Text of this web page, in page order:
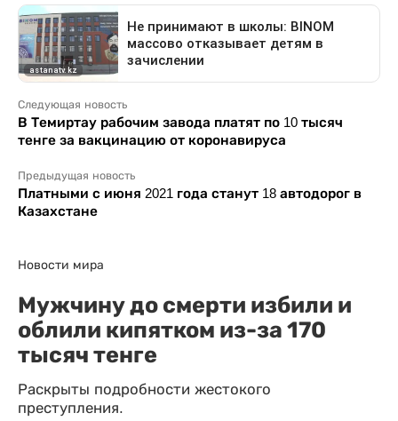
Следующая новость
В Темиртау рабочим завода платят по 10 тысяч
тенге за вакцинацию от коронавируса
Предыдущая новость
Платными с июня 2021 года станут 18 автодорог в
Казахстане
Новости мира
Мужчину до смерти избили и
облили кипятком из-за 170
тысяч тенге
Раскрыты подробности жестокого
преступления.